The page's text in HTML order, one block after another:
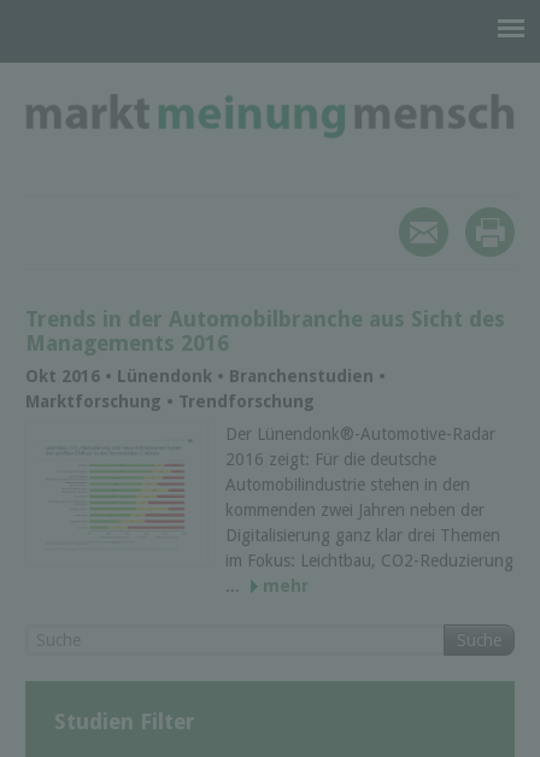
Trends in der Automobilbranche aus Sicht des
Managements 2016
Okt 2016 • Lünendonk • Branchenstudien •
Marktforschung • Trendforschung
Der Lünendonk®-Automotive-Radar
2016 zeigt: Für die deutsche
Automobilindustrie stehen in den
kommenden zwei Jahren neben der
Digitalisierung ganz klar drei Themen
im Fokus: Leichtbau, CO2-Reduzierung
...
mehr
Suche
Studien Filter